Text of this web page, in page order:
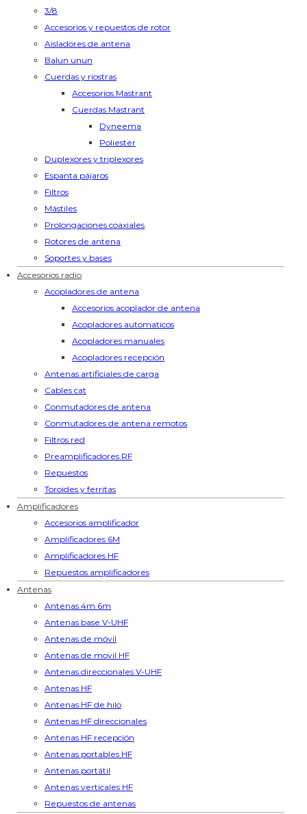
3/8
Accesorios y repuestos de rotor
Aisladores de antena
Balun unun
Cuerdas y riostras
Accesorios Mastrant
Cuerdas Mastrant
Dyneema
Poliester
Duplexores y triplexores
Espanta pájaros
Filtros
Mástiles
Prolongaciones coaxiales
Rotores de antena
Soportes y bases
Accesorios radio
Acopladores de antena
Accesorios acoplador de antena
Acopladores automaticos
Acopladores manuales
Acopladores recepción
Antenas artificiales de carga
Cables cat
Conmutadores de antena
Conmutadores de antena remotos
Filtros red
Preamplificadores RF
Repuestos
Toroides y ferritas
Amplificadores
Accesorios amplificador
Amplificadores 6M
Amplificadores HF
Repuestos amplificadores
Antenas
Antenas 4m 6m
Antenas base V-UHF
Antenas de móvil
Antenas de movil HF
Antenas direccionales V-UHF
Antenas HF
Antenas HF de hilo
Antenas HF direccionales
Antenas HF recepción
Antenas portables HF
Antenas portátil
Antenas verticales HF
Repuestos de antenas